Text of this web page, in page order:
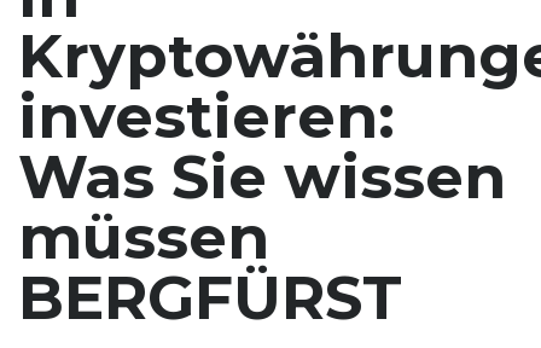
investieren:
Was Sie wissen
müssen
BERGFÜRST